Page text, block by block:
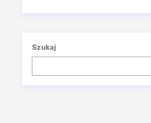
Szukaj